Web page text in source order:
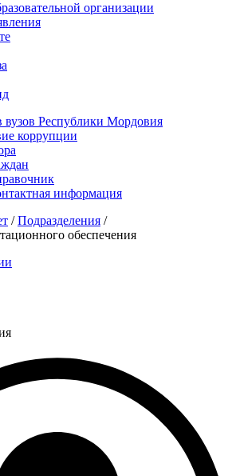
организации
вузов Республики Мордовия
коррупции
информация
/Подразделения /
обеспечения